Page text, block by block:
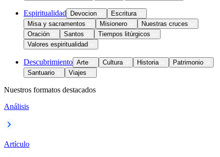
Espiritualidad Devocion
Escritura
Misa y sacramentos
Misionero
Nuestras cruces
Oración
Santos
Tiempos litúrgicos
Valores espiritualidad
Descubrimiento Arte Cultura Historia
Patrimonio
Santuario
Viajes
Nuestros formatos destacados
Análisis
Artículo